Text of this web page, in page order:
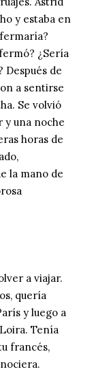
y estaba en
¿Sería
Después de
a sentirse
Se volvió
y una noche
horas de
la mano de
a viajar.
quería
y luego a
Tenía
francés,